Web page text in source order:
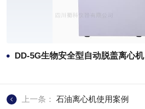
DD-5G生物安全型自动脱盖离心机
上一条：石油离心机使用案例